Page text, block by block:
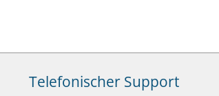
Telefonischer Support